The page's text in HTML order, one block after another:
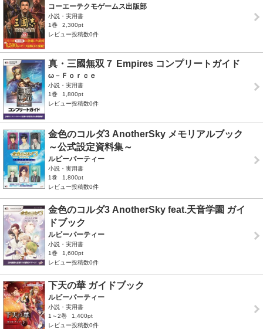
コーエーテクモゲームス出版部
小説・実用書
1巻
2,300pt
レビュー投稿数0件
真・三國無双７ Empires コンプリートガイド
ω－Ｆｏｒｃｅ
小説・実用書
1巻
1,800pt
レビュー投稿数0件
金色のコルダ3 AnotherSky メモリアルブック
～公式設定資料集～
ルビーパーティー
小説・実用書
1巻
1,800pt
レビュー投稿数0件
金色のコルダ3 AnotherSky feat.天音学園 ガイ
ドブック
ルビーパーティー
小説・実用書
1巻
1,600pt
レビュー投稿数0件
下天の華 ガイドブック
ルビーパーティー
小説・実用書
1～2巻
1,400pt
レビュー投稿数0件